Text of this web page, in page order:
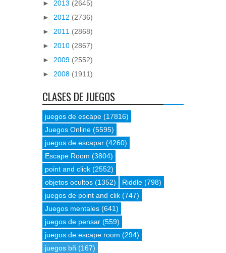
► 2013 (2645)
► 2012 (2736)
► 2011 (2868)
► 2010 (2867)
► 2009 (2552)
► 2008 (1911)
CLASES DE JUEGOS
juegos de escape (17816)
Juegos Online (5595)
juegos de escapar (4260)
Escape Room (3804)
point and click (2552)
objetos ocultos (1352) Riddle (798)
juegos de point and clik (747)
Juegos mentales (641)
juegos de pensar (559)
juegos de escape room (294)
juegos bñ (167)